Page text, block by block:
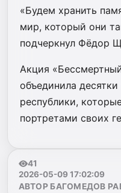
«Будем хранить
мир, который они
подчеркнул Фёдор
Акция
объединила
республики,
портретами своих
41
2026-05-09 17:02:09
АВТОР БАГОМЕДОВ